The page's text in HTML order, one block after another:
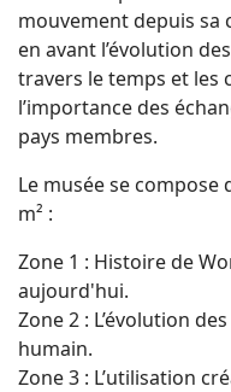
mouvement depuis sa
en avant l’évolution
travers le temps et les
l’importance des
pays membres.
Le musée se compose
m² :
Zone 1 : Histoire de
aujourd'hui.
Zone 2 : L’évolution
humain.
Zone 3 : L’utilisation